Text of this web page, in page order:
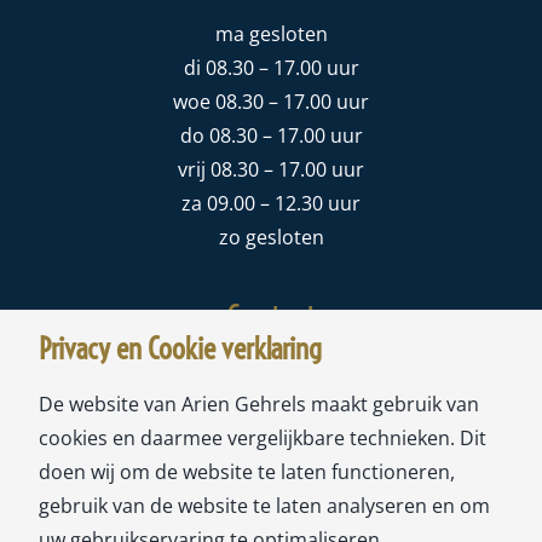
ma gesloten
di 08.30 – 17.00 uur
woe 08.30 – 17.00 uur
do 08.30 – 17.00 uur
vrij 08.30 – 17.00 uur
za 09.00 – 12.30 uur
zo gesloten
Contact
Meubelstoffeerderij Ariën Gehrels
Sloterweg 178A
1171 CW Badhoevedorp
tel:020-6593693
Privacy en Cookie verklaring
De website van Arien Gehrels maakt gebruik van
cookies en daarmee vergelijkbare technieken. Dit
doen wij om de website te laten functioneren,
gebruik van de website te laten analyseren en om